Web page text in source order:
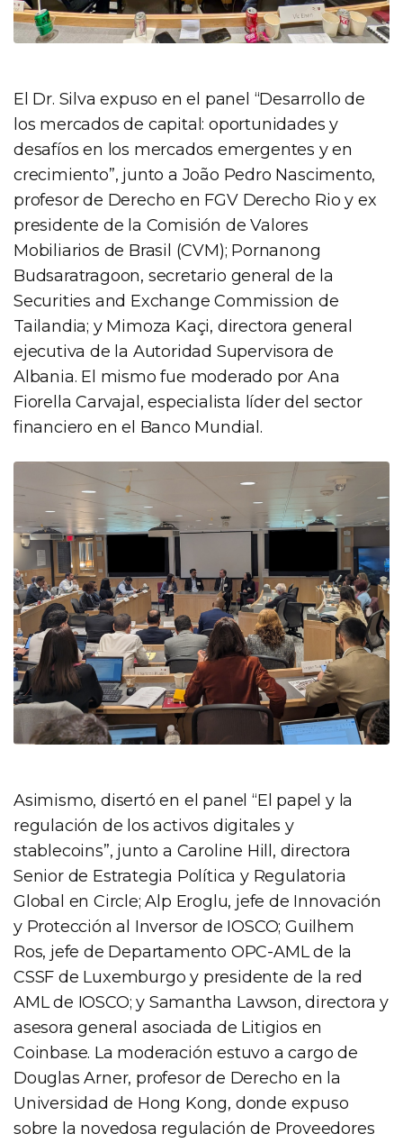
El Dr. Silva expuso en el panel “Desarrollo de
los mercados de capital: oportunidades y
desafíos en los mercados emergentes y en
crecimiento”, junto a João Pedro Nascimento,
profesor de Derecho en FGV Derecho Rio y ex
presidente de la Comisión de Valores
Mobiliarios de Brasil (CVM); Pornanong
Budsaratragoon, secretario general de la
Securities and Exchange Commission de
Tailandia; y Mimoza Kaçi, directora general
ejecutiva de la Autoridad Supervisora de
Albania. El mismo fue moderado por Ana
Fiorella Carvajal, especialista líder del sector
financiero en el Banco Mundial.
Asimismo, disertó en el panel “El papel y la
regulación de los activos digitales y
stablecoins”, junto a Caroline Hill, directora
Senior de Estrategia Política y Regulatoria
Global en Circle; Alp Eroglu, jefe de Innovación
y Protección al Inversor de IOSCO; Guilhem
Ros, jefe de Departamento OPC-AML de la
CSSF de Luxemburgo y presidente de la red
AML de IOSCO; y Samantha Lawson, directora y
asesora general asociada de Litigios en
Coinbase. La moderación estuvo a cargo de
Douglas Arner, profesor de Derecho en la
Universidad de Hong Kong, donde expuso
sobre la novedosa regulación de Proveedores